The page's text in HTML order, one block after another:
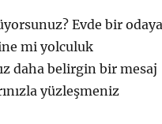
Evde bir odaya
mi yolculuk
daha belirgin bir mesaj
yüzleşmeniz